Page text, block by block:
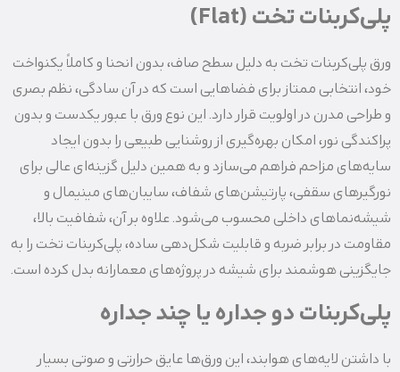
پلی‌کربنات تخت (Flat)
ورق پلی‌‌کربنات تخت به دلیل سطح صاف، بدون انحنا و کاملاً یکنواخت
خود، انتخابی ممتاز برای فضاهایی است که در آن سادگی، نظم بصری
و طراحی مدرن در اولویت قرار دارد. این نوع ورق با عبور یکدست و بدون
پراکندگی نور، امکان بهره‌گیری از روشنایی طبیعی را بدون ایجاد
سایه‌های مزاحم فراهم می‌سازد و به همین دلیل گزینه‌ای عالی برای
نورگیرهای سقفی، پارتیشن‌های شفاف، سایبان‌های مینیمال و
شیشه‌نماهای داخلی محسوب می‌شود. علاوه بر آن، شفافیت بالا،
مقاومت در برابر ضربه و قابلیت شکل‌دهی ساده، پلی‌کربنات تخت را به
جایگزینی هوشمند برای شیشه در پروژه‌های معمارانه بدل کرده است.
پلی‌کربنات دو جداره یا چند جداره
با داشتن لایه‌های هوابند، این ورق‌ها عایق حرارتی و صوتی بسیار